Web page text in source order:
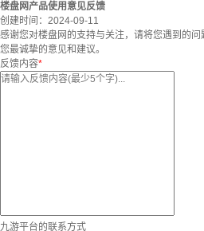
楼盘网产品使用意见反馈
创建时间： 2024-09-11
感谢您对楼盘网的支持与关注，请将您遇到的
您最诚挚的意见和建议。
反馈内容*
九游平台的联系方式